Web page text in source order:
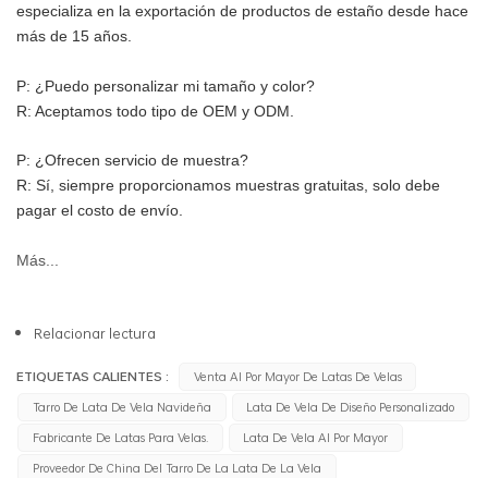
especializa en la exportación de productos de estaño desde hace
más de 15 años.
P: ¿Puedo personalizar mi tamaño y color?
R: Aceptamos todo tipo de OEM y ODM.
P: ¿Ofrecen servicio de muestra?
R: Sí, siempre proporcionamos muestras gratuitas, solo debe
pagar el costo de envío.
Más...
Relacionar lectura
ETIQUETAS CALIENTES :
Venta Al Por Mayor De Latas De Velas
Tarro De Lata De Vela Navideña
Lata De Vela De Diseño Personalizado
Fabricante De Latas Para Velas.
Lata De Vela Al Por Mayor
Proveedor De China Del Tarro De La Lata De La Vela